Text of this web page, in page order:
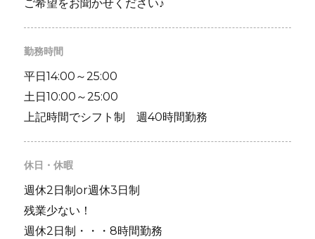
勤務時間
平日14:00～25:00
土日10:00～25:00
上記時間でシフト制 週40時間勤務
休日・休暇
週休2日制or週休3日制
残業少ない！
週休2日制・・・8時間勤務